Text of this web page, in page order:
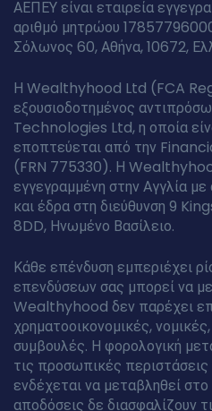
ΑΕΠΕΥ είναι εταιρεία
αριθμό μητρώου
Σόλωνος 60, Αθήνα, 10672,
Η Wealthyhood Ltd (FCA
εξουσιοδοτημένος
Technologies Ltd, η οποία
εποπτεύεται από την
(FRN 775330). Η
εγγεγραμμένη στην Αγγλία
και έδρα στη διεύθυνση 9
8DD, Ηνωμένο Βασίλειο.
Κάθε επένδυση εμπεριέχει
επενδύσεων σας μπορεί να
Wealthyhood δεν παρέχει
χρηματοοικονομικές,
συμβουλές. Η φορολογική
τις προσωπικές
ενδέχεται να μεταβληθεί
αποδόσεις δε διασφαλίζουν